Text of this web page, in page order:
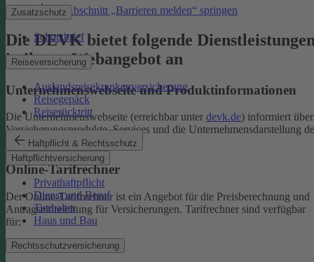
Zusatzschutz
Schutzbrief
Reiseversicherung
Auslandsreisekrankenversicherung
Reisegepäck
Reiserücktritt
Haftpflicht & Rechtsschutz
Haftpflichtversicherung
Privathaftpflicht
Dienst und Beruf
Tierhalter
Haus und Bau
Rechtsschutzversicherung
Zu Abschnitt „Barrieren melden“ springen
Die DEVK bietet folgende
in ihrem Webangebot an
Unternehmenswebseite und Produktinformationen
Die Unternehmenswebseite (erreichbar unter devk.de) informiert über
Versicherungsprodukte, Services und die Unternehmensdarstellung
DEVK.
Online-Tarifrechner
Der Online-Tarifrechner ist ein Angebot für die Preisberechnung und
Antragseinreichung für Versicherungen. Tarifrechner sind verfügbar
für:
Kfz-Versicherungen